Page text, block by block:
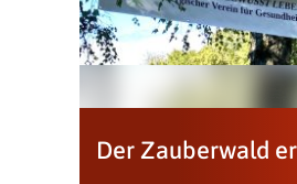
Der Zauberwald